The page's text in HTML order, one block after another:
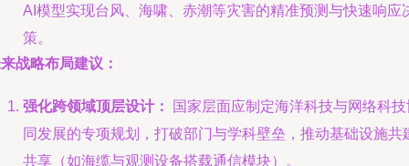
AI模型实现台风、海啸、赤潮等灾害的精准预测与快速响应
策。
战略布局建议：
强化跨领域顶层设计：
国家层面应制定海洋科技与网络科技
同发展的专项规划，打破部门与学科壁垒，推动基础设施共
共享（如海缆与观测设备搭载通信模块）。